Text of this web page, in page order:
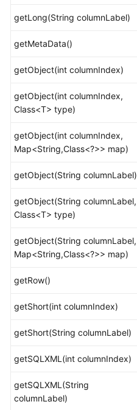
设
计
议
应
用
序
开
教
应
程
序
开
规
于
JDBC
getLong(String columnLabel)
getMetaData()
getObject(int columnIndex)
getObject(int columnIndex,
Class<T> type)
getObject(int columnIndex,
Map<String,Class<?>> map)
getObject(String columnLabel)
getObject(String columnLabel,
Class<T> type)
getObject(String columnLabel,
Map<String,Class<?>> map)
getRow()
getShort(int columnIndex)
getShort(String columnLabel)
getSQLXML(int columnIndex)
getSQLXML(String
columnLabel)